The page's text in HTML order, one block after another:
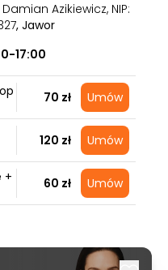
Azikiewicz, NIP:
, Jawor
17:00
70 zł Umów
120 zł Umów
+
60 zł Umów